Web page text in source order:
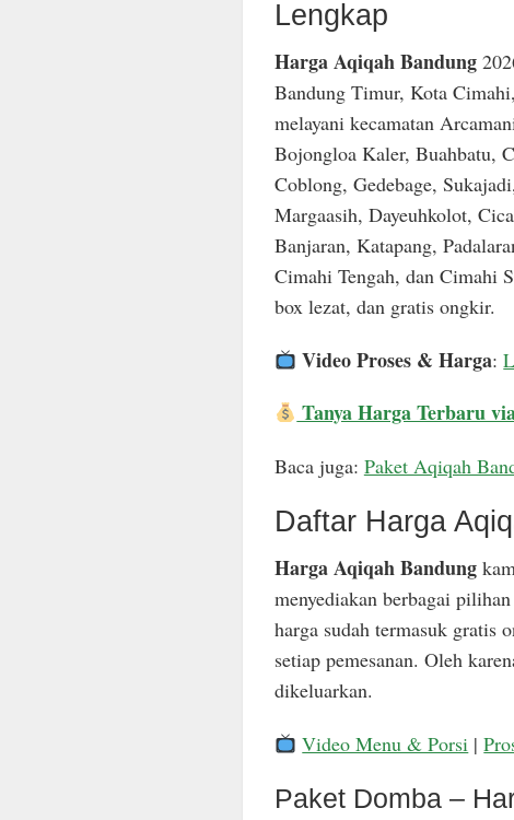
Lengkap
Harga Aqiqah Bandung
Bandung Timur, Kota
melayani kecamatan
Bojongloa Kaler, Buahbatu,
Coblong, Gedebage,
Margaasih, Dayeuhkolot,
Banjaran, Katapang,
Cimahi Tengah, dan Cimahi
box lezat, dan gratis ongkir.
Video Proses & Harga:
Tanya Harga Terbaru
Baca juga: Paket Aqiqah
Daftar Harga
Harga Aqiqah Bandung
menyediakan berbagai
harga sudah termasuk gratis
setiap pemesanan. Oleh
dikeluarkan.
Video Menu & Porsi |
Paket Domba –